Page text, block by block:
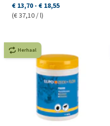
€ 13,70 - € 18,55
(€ 37,10 / l)
Herhaal